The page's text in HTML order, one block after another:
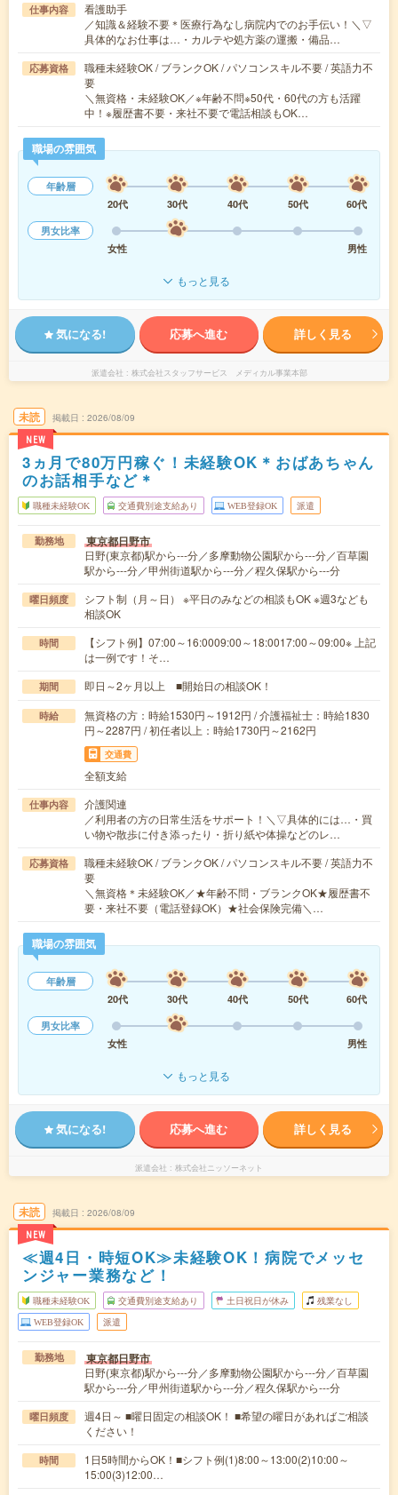
仕事内容
看護助手
／知識＆経験不要＊医療行為なし病院内でのお手伝い！＼▽
具体的なお仕事は…・カルテや処方薬の運搬・備品…
応募資格
職種未経験OK / ブランクOK / パソコンスキル不要 / 英語力不
要
＼無資格・未経験OK／※年齢不問※50代・60代の方も活躍
中！※履歴書不要・来社不要で電話相談もOK…
職場の雰囲気
年齢層
20代
30代 40代 50代
60代
男女比率
女性
男性
もっと見る
気になる! 応募へ進む 詳しく見る
派遣会社 株式会社スタッフサービス メディカル事業本部
未読
NEW
掲載日 2026/08/09
3ヵ月で80万円稼ぐ！未経験OK＊おばあちゃん
のお話相手など＊
職種未経験OK 交通費別途支給あり WEB登録OK 派遣
勤務地 東京都日野市
日野(東京都)駅から---分／多摩動物公園駅から---分／百草園
駅から---分／甲州街道駅から---分／程久保駅から---分
曜日頻度
シフト制（月～日） ※平日のみなどの相談もOK ※週3なども
相談OK
時間
【シフト例】07:00～16:0009:00～18:0017:00～09:00※ 上記
は一例です！そ…
期間 即日～2ヶ月以上 ■開始日の相談OK！
時給
無資格の方：時給1530円～1912円 / 介護福祉士：時給1830
円～2287円 / 初任者以上：時給1730円～2162円
交通費
全額支給
仕事内容
介護関連
／利用者の方の日常生活をサポート！＼▽具体的には…・買
い物や散歩に付き添ったり・折り紙や体操などのレ…
応募資格
職種未経験OK / ブランクOK / パソコンスキル不要 / 英語力不
要
＼無資格＊未経験OK／★年齢不問・ブランクOK★履歴書不
要・来社不要（電話登録OK）★社会保険完備＼…
職場の雰囲気
年齢層
20代
30代 40代 50代
60代
男女比率
女性
男性
もっと見る
気になる! 応募へ進む 詳しく見る
派遣会社 株式会社ニッソーネット
未読
NEW
掲載日 2026/08/09
≪週4日・時短OK≫未経験OK！病院でメッセ
ンジャー業務など！
職種未経験OK 交通費別途支給あり 土日祝日が休み 残業なし
WEB登録OK 派遣
勤務地 東京都日野市
日野(東京都)駅から---分／多摩動物公園駅から---分／百草園
駅から---分／甲州街道駅から---分／程久保駅から---分
曜日頻度
週4日～ ■曜日固定の相談OK！ ■希望の曜日があればご相談
ください！
時間
1日5時間からOK！■シフト例(1)8:00～13:00(2)10:00～
15:00(3)12:00…